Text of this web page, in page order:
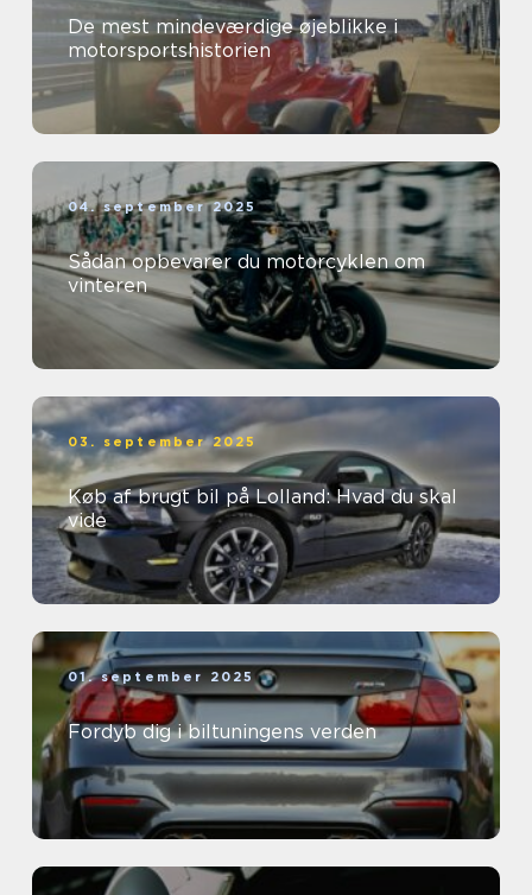
De mest mindeværdige øjeblikke i
motorsportshistorien
04. september 2025
Sådan opbevarer du motorcyklen om
vinteren
03. september 2025
Køb af brugt bil på Lolland: Hvad du skal
vide
01. september 2025
Fordyb dig i biltuningens verden